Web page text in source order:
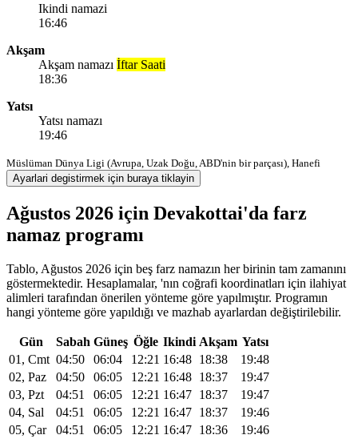
Ikindi namazi
16:46
Akşam
Akşam namazı İftar Saati
18:36
Yatsı
Yatsı namazı
19:46
Müslüman Dünya Ligi (Avrupa, Uzak Doğu, ABD'nin bir parçası), Hanefi
Ayarlari degistirmek için buraya tiklayin
Ağustos 2026 için Devakottai'da farz
namaz programı
Tablo, Ağustos 2026 için beş farz namazın her birinin tam zamanını
göstermektedir. Hesaplamalar, 'nın coğrafi koordinatları için ilahiyat
alimleri tarafından önerilen yönteme göre yapılmıştır. Programın
hangi yönteme göre yapıldığı ve mazhab ayarlardan değiştirilebilir.
Gün Sabah Güneş Öğle Ikindi Akşam Yatsı
01, Cmt 04:50 06:04 12:21 16:48 18:38
19:48
02, Paz
04:50 06:05 12:21 16:48 18:37
19:47
03, Pzt
04:51 06:05 12:21 16:47 18:37
19:47
04, Sal
04:51 06:05 12:21 16:47 18:37
19:46
05, Çar
04:51 06:05 12:21 16:47 18:36
19:46